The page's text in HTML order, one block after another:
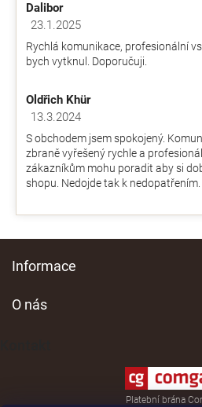
4,9
hvězdiček.
Dalibor
Hodnocení obchodu je 5 z 5
23.1.2025
Rychlá komunikace, profesionální
bych vytknul. Doporučuji.
Oldřich Khür
Hodnocení obchodu je 5 z 5
13.3.2024
S obchodem jsem spokojený.
zbraně vyřešený rychle a
zákazníkům mohu poradit aby si
shopu. Nedojde tak k nedopatřením.
Informace
O nás
Platební brána